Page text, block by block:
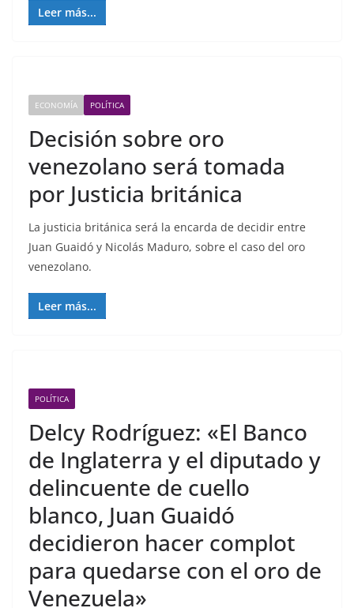
Leer más...
ECONOMÍA POLÍTICA
Decisión sobre oro
venezolano será tomada
por Justicia británica
La justicia británica será la encarda de decidir entre
Juan Guaidó y Nicolás Maduro, sobre el caso del oro
venezolano.
Leer más...
POLÍTICA
Delcy Rodríguez: «El Banco
de Inglaterra y el diputado y
delincuente de cuello
blanco, Juan Guaidó
decidieron hacer complot
para quedarse con el oro de
Venezuela»